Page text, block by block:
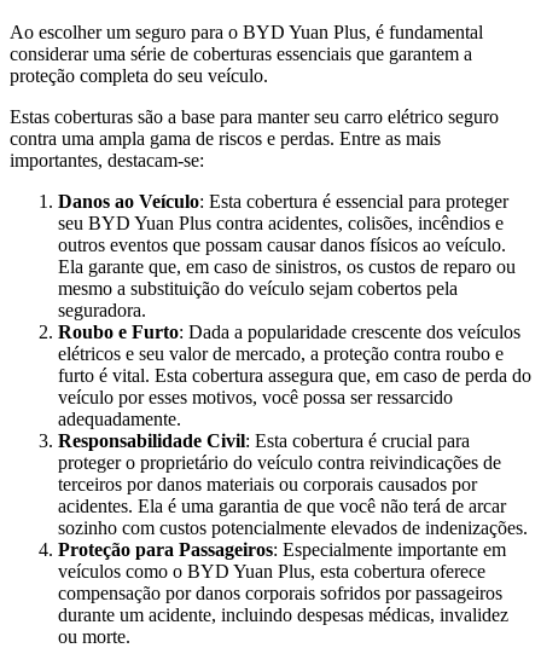
Ao escolher um seguro para o BYD Yuan Plus, é fundamental
considerar uma série de coberturas essenciais que garantem a
proteção completa do seu veículo.
Estas coberturas são a base para manter seu carro elétrico seguro
contra uma ampla gama de riscos e perdas. Entre as mais
importantes, destacam-se:
Danos ao Veículo: Esta cobertura é essencial para proteger
seu BYD Yuan Plus contra acidentes, colisões, incêndios e
outros eventos que possam causar danos físicos ao veículo.
Ela garante que, em caso de sinistros, os custos de reparo ou
mesmo a substituição do veículo sejam cobertos pela
seguradora.
Roubo e Furto: Dada a popularidade crescente dos veículos
elétricos e seu valor de mercado, a proteção contra roubo e
furto é vital. Esta cobertura assegura que, em caso de perda do
veículo por esses motivos, você possa ser ressarcido
adequadamente.
Responsabilidade Civil: Esta cobertura é crucial para
proteger o proprietário do veículo contra reivindicações de
terceiros por danos materiais ou corporais causados por
acidentes. Ela é uma garantia de que você não terá de arcar
sozinho com custos potencialmente elevados de indenizações.
Proteção para Passageiros: Especialmente importante em
veículos como o BYD Yuan Plus, esta cobertura oferece
compensação por danos corporais sofridos por passageiros
durante um acidente, incluindo despesas médicas, invalidez
ou morte.